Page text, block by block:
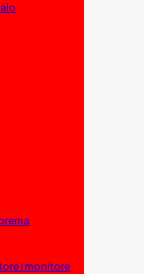
i monitore